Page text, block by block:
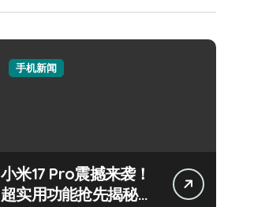
手机新闻
小米17 Pro震撼来袭！
超实用功能抢先揭秘，